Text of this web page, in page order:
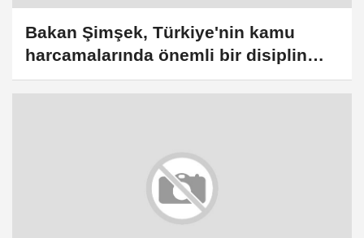
Bakan Şimşek, Türkiye'nin kamu
harcamalarında önemli bir disiplin
sağladığını belirtti: